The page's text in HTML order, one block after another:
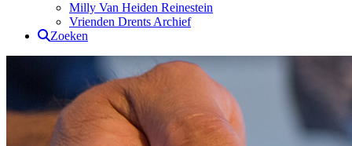
Milly Van Heiden Reinestein
Vrienden Drents Archief
Zoeken
Drents Archief